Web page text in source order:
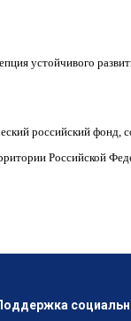
устойчивого
российский фонд,
Российской